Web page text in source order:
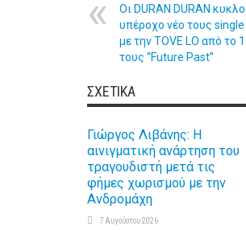
Οι DURAN DURAN
υπέροχο νέο τους single
με την TOVE LO από το
τους “Future Past”
ΣΧΕΤΙΚΆ
Γιώργος Λιβάνης: Η
αινιγματική ανάρτηση του
τραγουδιστή μετά τις
φήμες χωρισμού με την
Ανδρομάχη
7 Αυγούστου 2026